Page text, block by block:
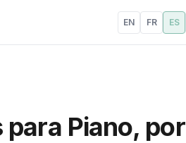
EN FR ES
Piano, por